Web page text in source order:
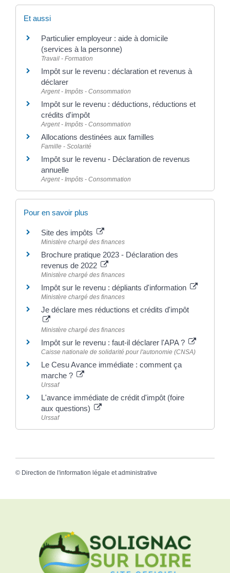
Et aussi
Particulier employeur : aide à domicile
(services à la personne)
Travail - Formation
Impôt sur le revenu : déclaration et revenus à
déclarer
Argent - Impôts - Consommation
Impôt sur le revenu : déductions, réductions et
crédits d'impôt
Argent - Impôts - Consommation
Allocations destinées aux familles
Famille - Scolarité
Impôt sur le revenu - Déclaration de revenus
annuelle
Argent - Impôts - Consommation
Pour en savoir plus
Site des impôts
Ministère chargé des finances
Brochure pratique 2023 - Déclaration des
revenus de 2022
Ministère chargé des finances
Impôt sur le revenu : dépliants d'information
Ministère chargé des finances
Je déclare mes réductions et crédits d'impôt
Ministère chargé des finances
Impôt sur le revenu : faut-il déclarer l'APA ?
Caisse nationale de solidarité pour l'autonomie (CNSA)
Le Cesu Avance immédiate : comment ça
marche ?
Urssaf
L'avance immédiate de crédit d'impôt (foire
aux questions)
Urssaf
© Direction de l'information légale et administrative